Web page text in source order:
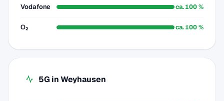
Vodafone ca. 100 %
O₂ ca. 100 %
5G in Weyhausen